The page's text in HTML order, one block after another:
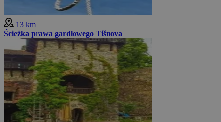
13 km
Ścieżka prawa gardłowego Tišnova